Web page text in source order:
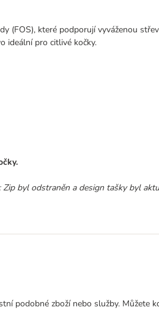
(FOS), které podporují vyváženou
ideální pro citlivé kočky.
byl odstraněn a design tašky byl
podobné zboží nebo služby.